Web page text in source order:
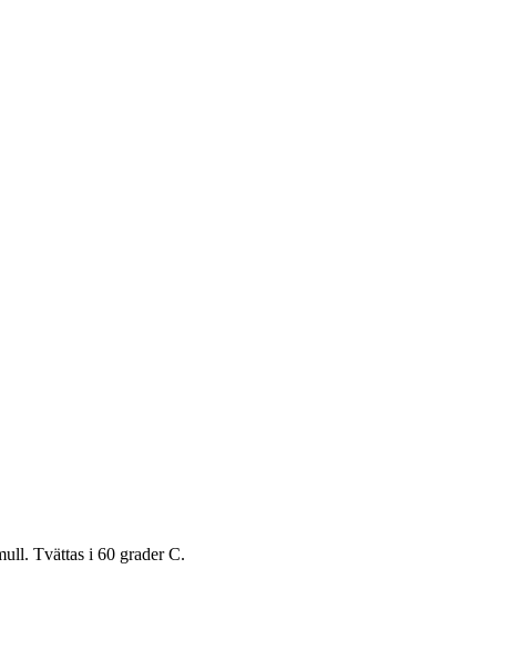
Tvättas i 60 grader C.